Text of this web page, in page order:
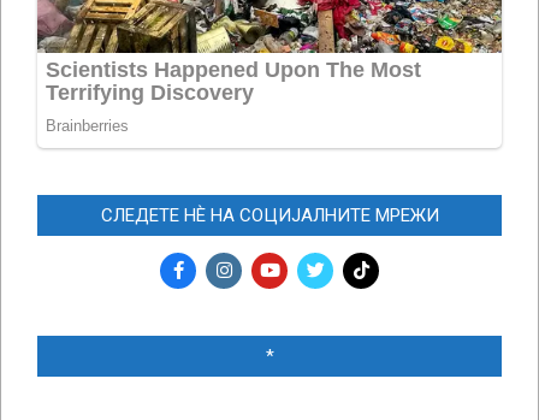
СЛЕДЕТЕ НЀ НА СОЦИЈАЛНИТЕ МРЕЖИ
*